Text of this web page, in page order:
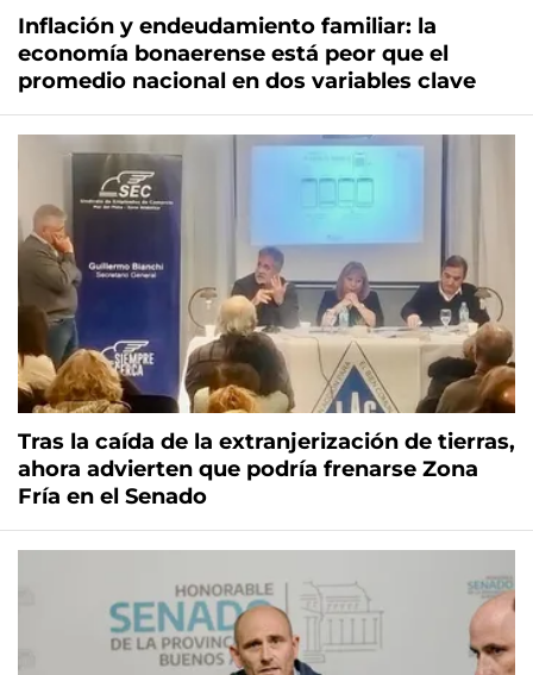
Inflación y endeudamiento familiar: la
economía bonaerense está peor que el
promedio nacional en dos variables clave
Tras la caída de la extranjerización de tierras,
ahora advierten que podría frenarse Zona
Fría en el Senado